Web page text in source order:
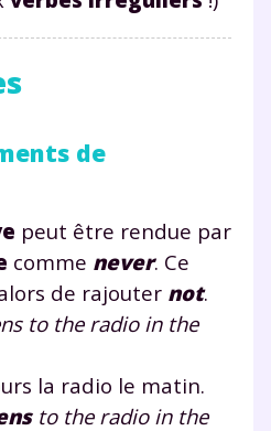
de
peut être rendue par
comme never. Ce
de rajouter not.
to the radio in the
la radio le matin.
to the radio in the